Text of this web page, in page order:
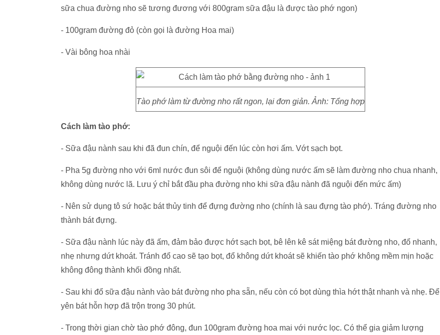
sữa chua đường nho sẽ tương đương với 800gram sữa đậu là được tào phớ ngon)
- 100gram đường đỏ (còn gọi là đường Hoa mai)
- Vài bông hoa nhài
Tào phớ làm từ đường nho rất ngon, lại đơn giản. Ảnh: Tổng hợp
Cách làm tào phớ:
- Sữa đậu nành sau khi đã đun chín, để nguội đến lúc còn hơi ấm. Vớt sạch bọt.
- Pha 5g đường nho với 6ml nước đun sôi để nguội (không dùng nước ấm sẽ làm đường nho chua nhanh,
không dùng nước lã. Lưu ý chỉ bắt đầu pha đường nho khi sữa đậu nành đã nguội đến mức ấm)
- Nên sử dụng tô sứ hoặc bát thủy tinh để đựng đường nho (chính là sau đựng tào phớ). Tráng đường nho
thành bát đựng.
- Sữa đậu nành lúc này đã ấm, đảm bảo được hớt sạch bọt, bê lên kê sát miệng bát đường nho, đổ nhanh,
nhẹ nhưng dứt khoát. Tránh đổ cao sẽ tạo bọt, đổ không dứt khoát sẽ khiến tào phớ không mềm mịn hoặc
không đông thành khối đồng nhất.
- Sau khi đổ sữa đậu nành vào bát đường nho pha sẵn, nếu còn có bọt dùng thìa hớt thật nhanh và nhẹ. Để
yên bát hỗn hợp đã trộn trong 30 phút.
- Trong thời gian chờ tào phớ đông, đun 100gram đường hoa mai với nước lọc. Có thể gia giảm lượng